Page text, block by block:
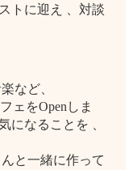
トに迎え 、対談
など、
ェをOpenしま
になることを 、
と一緒に作って